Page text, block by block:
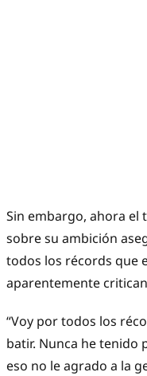
Sin embargo, ahora el
sobre su ambición
todos los récords que
aparentemente
“Voy por todos los
batir. Nunca he tenido
eso no le agrado a la